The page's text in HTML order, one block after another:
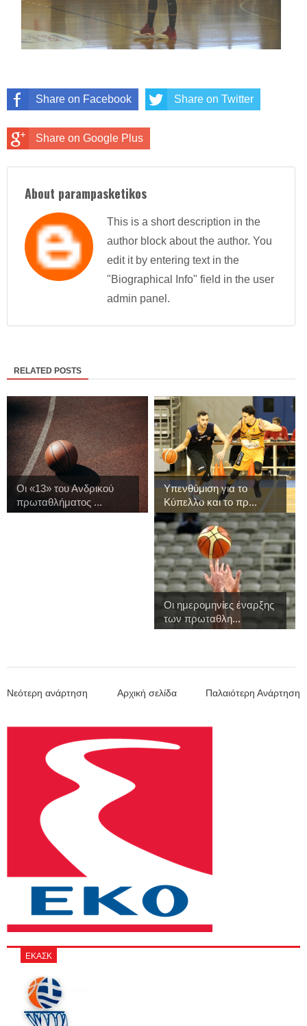
Share on Facebook Share on Twitter
Share on Google Plus
About parampasketikos
This is a short description in the
author block about the author. You
edit it by entering text in the
"Biographical Info" field in the user
admin panel.
RELATED POSTS
Οι «13» του Ανδρικού
πρωταθλήματος ...
Υπενθύμιση για το
Κύπελλο και το πρ...
Οι ημερομηνίες έναρξης
των πρωταθλη...
Νεότερη ανάρτηση Παλαιότερη Ανάρτηση
Αρχική σελίδα
ΕΚΑΣΚ